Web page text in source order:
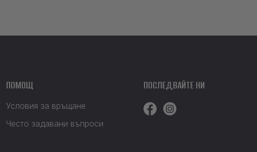
ПОМОЩ
Условия за връщане
Често задавани въпроси
ПОСЛЕДВАЙТЕ НИ